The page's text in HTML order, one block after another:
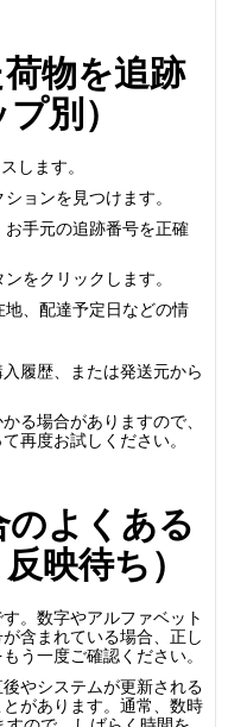
物を追跡
別）
します。
ョンを見つけます。
手元の追跡番号を正確
をクリックします。
、配達予定日などの情
履歴、または発送元から
る場合がありますので、
再度お試しください。
よくある
映待ち）
。数字やアルファベット
含まれている場合、正し
う一度ご確認ください。
やシステムが更新される
があります。通常、数時